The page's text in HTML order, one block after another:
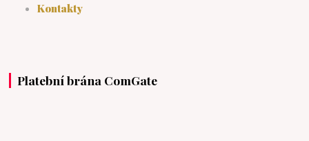
Kontakty
Platební brána ComGate